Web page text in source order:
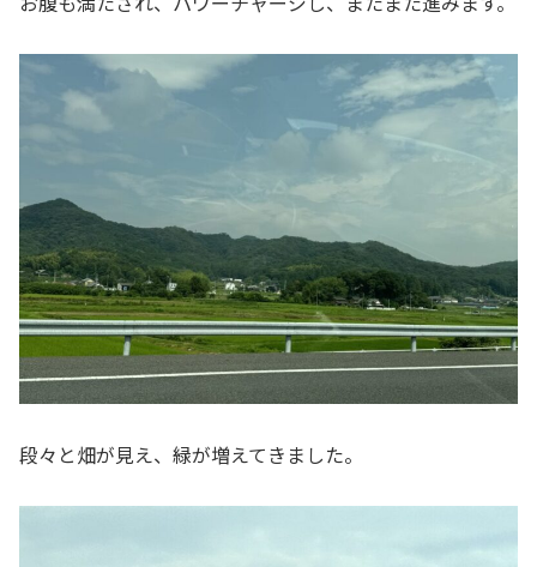
段々と畑が見え、緑が増えてきました。